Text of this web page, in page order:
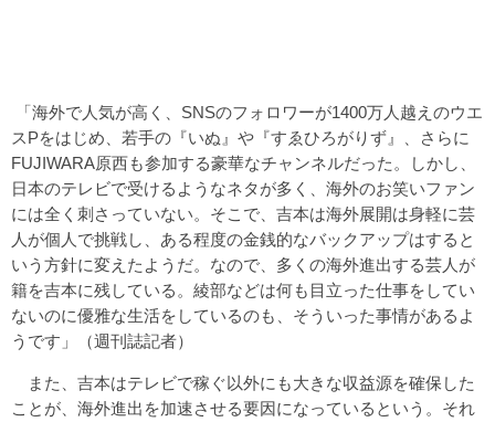
「海外で人気が高く、SNSのフォロワーが1400万人越えのウエ
スPをはじめ、若手の『いぬ』や『すゑひろがりず』、さらに
FUJIWARA原西も参加する豪華なチャンネルだった。しかし、
日本のテレビで受けるようなネタが多く、海外のお笑いファン
には全く刺さっていない。そこで、吉本は海外展開は身軽に芸
人が個人で挑戦し、ある程度の金銭的なバックアップはすると
いう方針に変えたようだ。なので、多くの海外進出する芸人が
籍を吉本に残している。綾部などは何も目立った仕事をしてい
ないのに優雅な生活をしているのも、そういった事情があるよ
うです」（週刊誌記者）
また、吉本はテレビで稼ぐ以外にも大きな収益源を確保した
ことが、海外進出を加速させる要因になっているという。それ